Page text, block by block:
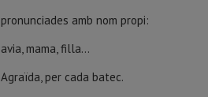
pronunciades amb nom propi:
avia, mama, filla...
Agraïda, per cada batec.